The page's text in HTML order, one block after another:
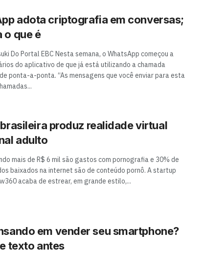
adota criptografia em conversas;
o que é
Do Portal EBC Nesta semana, o WhatsApp começou a
do aplicativo de que já está utilizando a chamada
ponta-a-ponta. “As mensagens que você enviar para esta
produz realidade virtual
adulto
mais de R$ 6 mil são gastos com pornografia e 30% de
baixados na internet são de conteúdo pornô. A startup
acaba de estrear, em grande estilo,...
em vender seu smartphone?
texto antes